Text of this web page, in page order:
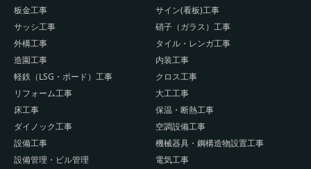
板金工事
サイン(看板)工事
サッシ工事
硝子（ガラス）工事
外構工事
タイル・レンガ工事
造園工事
内装工事
軽鉄（LSG・ボード）工事
クロス工事
リフォーム工事
大工工事
床工事
保温・断熱工事
ダイノック工事
空調設備工事
設備工事
機械器具・鋼構造物設置工事
設備管理・ビル管理
電気工事